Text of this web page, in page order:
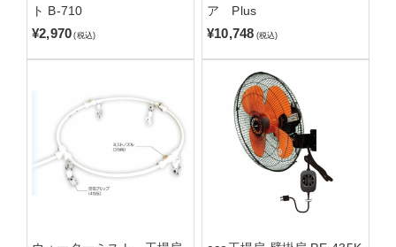
ト B-710
¥2,970 (税込)
ア Plus
¥10,748 (税込)